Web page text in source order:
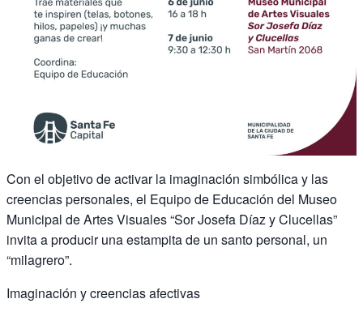
Con el objetivo de activar la imaginación simbólica y las
creencias personales, el Equipo de Educación del Museo
Municipal de Artes Visuales “Sor Josefa Díaz y Clucellas”
invita a producir una estampita de un santo personal, un
“milagrero”.
Imaginación y creencias afectivas